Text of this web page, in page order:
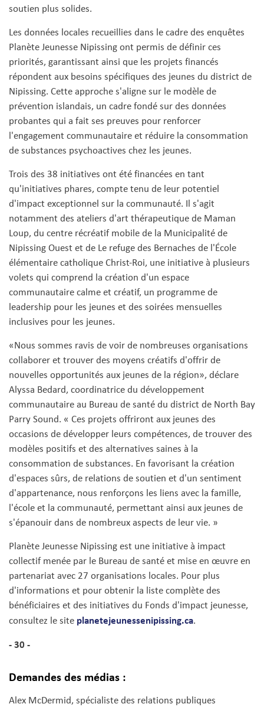
soutien plus solides.
Les données locales recueillies dans le cadre des enquêtes
Planète Jeunesse Nipissing ont permis de définir ces
priorités, garantissant ainsi que les projets financés
répondent aux besoins spécifiques des jeunes du district de
Nipissing. Cette approche s'aligne sur le modèle de
prévention islandais, un cadre fondé sur des données
probantes qui a fait ses preuves pour renforcer
l'engagement communautaire et réduire la consommation
de substances psychoactives chez les jeunes.
Trois des 38 initiatives ont été financées en tant
qu'initiatives phares, compte tenu de leur potentiel
d'impact exceptionnel sur la communauté. Il s'agit
notamment des ateliers d'art thérapeutique de Maman
Loup, du centre récréatif mobile de la Municipalité de
Nipissing Ouest et de Le refuge des Bernaches de l'École
élémentaire catholique Christ-Roi, une initiative à plusieurs
volets qui comprend la création d'un espace
communautaire calme et créatif, un programme de
leadership pour les jeunes et des soirées mensuelles
inclusives pour les jeunes.
«Nous sommes ravis de voir de nombreuses organisations
collaborer et trouver des moyens créatifs d'offrir de
nouvelles opportunités aux jeunes de la région», déclare
Alyssa Bedard, coordinatrice du développement
communautaire au Bureau de santé du district de North Bay
Parry Sound. « Ces projets offriront aux jeunes des
occasions de développer leurs compétences, de trouver des
modèles positifs et des alternatives saines à la
consommation de substances. En favorisant la création
d'espaces sûrs, de relations de soutien et d'un sentiment
d'appartenance, nous renforçons les liens avec la famille,
l'école et la communauté, permettant ainsi aux jeunes de
s'épanouir dans de nombreux aspects de leur vie. »
Planète Jeunesse Nipissing est une initiative à impact
collectif menée par le Bureau de santé et mise en œuvre en
partenariat avec 27 organisations locales. Pour plus
d'informations et pour obtenir la liste complète des
bénéficiaires et des initiatives du Fonds d'impact jeunesse,
consultez le site planetejeunessenipissing.ca.
- 30 -
Demandes des médias :
Alex McDermid, spécialiste des relations publiques